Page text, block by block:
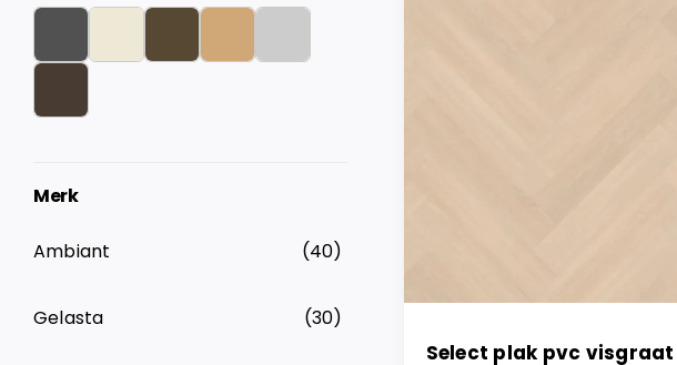
Merk
Ambiant (40)
Gelasta (30)
Select plak pvc visgraat